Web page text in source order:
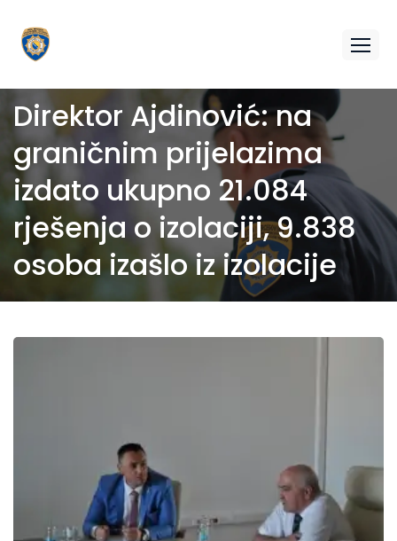
Direktor Ajdinović: na
graničnim prijelazima
izdato ukupno 21.084
rješenja o izolaciji, 9.838
osoba izašlo iz izolacije